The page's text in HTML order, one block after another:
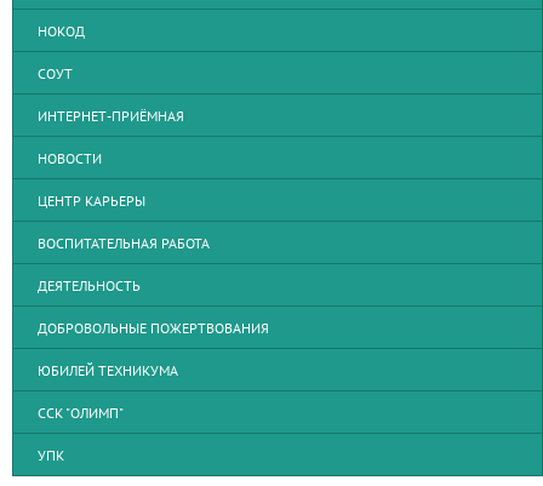
НОКОД
СОУТ
ИНТЕРНЕТ-ПРИЁМНАЯ
НОВОСТИ
ЦЕНТР КАРЬЕРЫ
ВОСПИТАТЕЛЬНАЯ РАБОТА
ДЕЯТЕЛЬНОСТЬ
ДОБРОВОЛЬНЫЕ ПОЖЕРТВОВАНИЯ
ЮБИЛЕЙ ТЕХНИКУМА
ССК "ОЛИМП"
УПК